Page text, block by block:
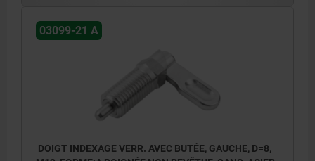
03099-21 A
DOIGT INDEXAGE VERR. AVEC BUTÉE, GAUCHE, D=8,